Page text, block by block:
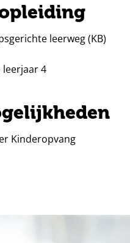
leerweg (KB)
leerjaar 4
Kinderopvang